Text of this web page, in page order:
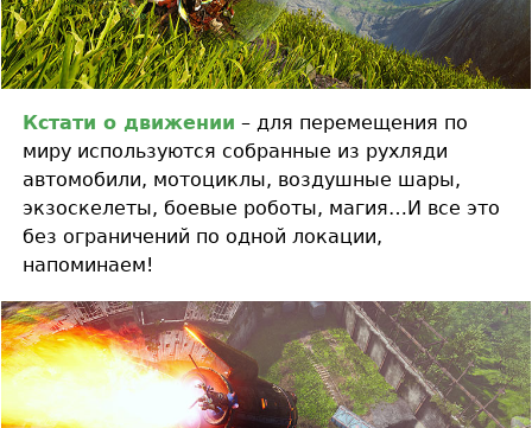
Кстати о движении – для перемещения по
миру используются собранные из рухляди
автомобили, мотоциклы, воздушные шары,
экзоскелеты, боевые роботы, магия…И все это
без ограничений по одной локации,
напоминаем!